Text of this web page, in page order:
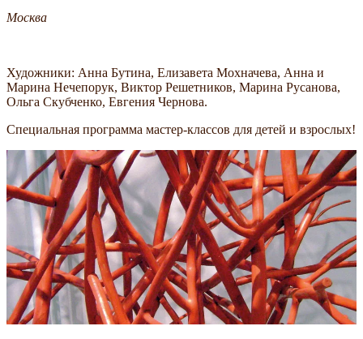
Москва
Художники: Анна Бутина, Елизавета Мохначева, Анна и
Марина Нечепорук, Виктор Решетников, Марина Русанова,
Ольга Скубченко, Евгения Чернова.
Специальная программа мастер-классов для детей и взрослых!